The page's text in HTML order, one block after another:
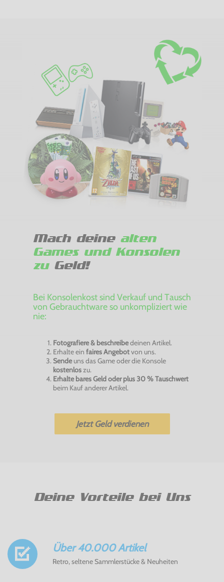
Mach deine alten
Games und Konsolen
zuGeld!
Bei Konsolenkost sind Verkauf und Tausch
von Gebrauchtware so unkompliziert wie
nie:
Fotografiere & beschreibedeinen Artikel.
Erhalte ein faires Angebotvon uns.
Sendeuns das Game oder die Konsole
kostenloszu.
Erhalte bares Geld oder plus 30 % Tauschwert
beim Kauf anderer Artikel.
Jetzt Geld verdienen
Deine Vorteile bei Uns
Über 40.000 Artikel
Retro, seltene Sammlerstücke & Neuheiten